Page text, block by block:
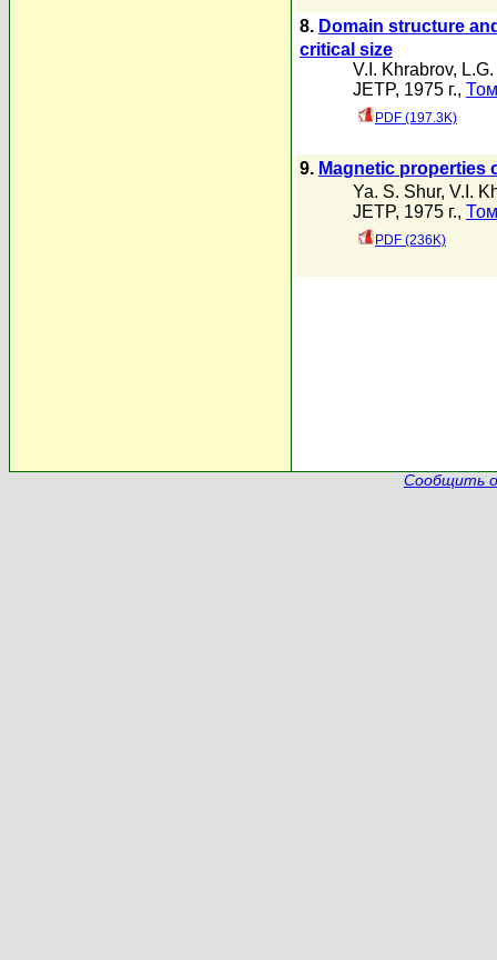
8. Domain structure
critical size
V.I. Khrabrov,
JETP, 1975 г.,
PDF (197.3K)
9. Magnetic properties
Ya. S. Shur, V.I.
JETP, 1975 г.,
PDF (236K)
Сообщить о